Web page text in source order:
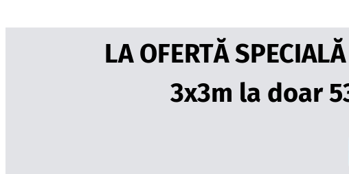
LA OFERTĂ
3x3m la doar